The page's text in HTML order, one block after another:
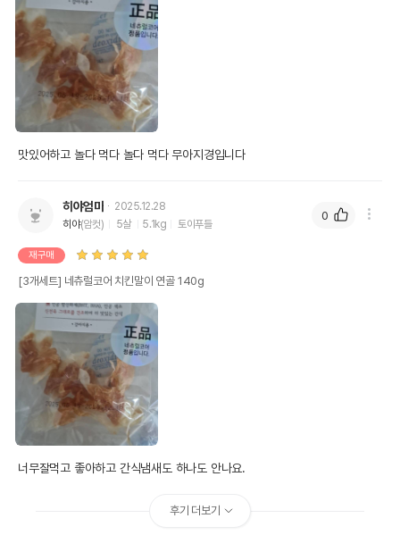
맛있어하고 놀다 먹다 놀다 먹다 무아지경입니다
히야엄마
2025.12.28
히야(암컷) 5살 5.1kg 토이푸들
재구매
[3개세트] 네츄럴코어 치킨말이 연골 140g
너무잘먹고 좋아하고 간식냄새도 하나도 안나요.
0
후기 더보기